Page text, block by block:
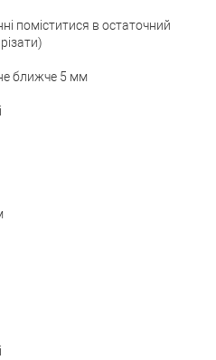
поміститися в остаточний
ближче 5 мм